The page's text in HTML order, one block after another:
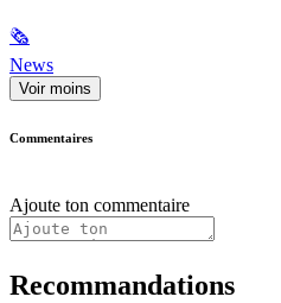
🗞
News
Voir moins
Commentaires
Ajoute ton commentaire
Recommandations